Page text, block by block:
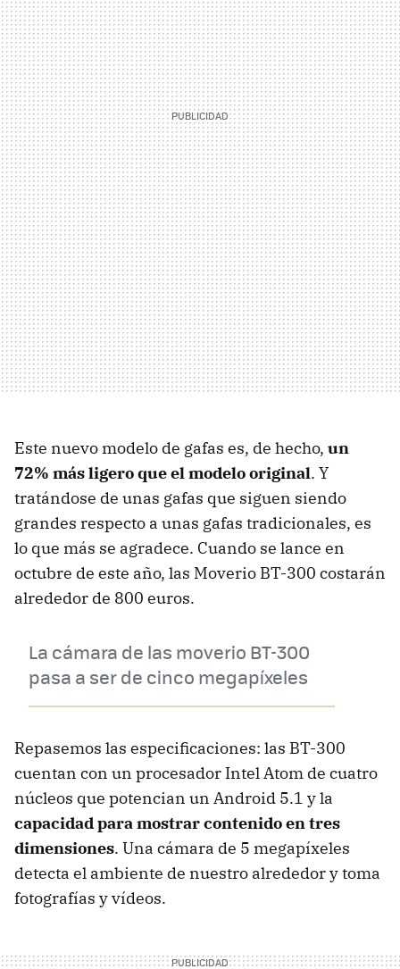
Este nuevo modelo de gafas es, de hecho, un
72% más ligero que el modelo original. Y
tratándose de unas gafas que siguen siendo
grandes respecto a unas gafas tradicionales, es
lo que más se agradece. Cuando se lance en
octubre de este año, las Moverio BT-300 costarán
alrededor de 800 euros.
La cámara de las moverio BT-300
pasa a ser de cinco megapíxeles
Repasemos las especificaciones: las BT-300
cuentan con un procesador Intel Atom de cuatro
núcleos que potencian un Android 5.1 y la
capacidad para mostrar contenido en tres
dimensiones. Una cámara de 5 megapíxeles
detecta el ambiente de nuestro alrededor y toma
fotografías y vídeos.